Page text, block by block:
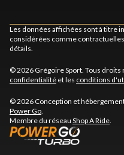
Les données affichées sont à titre
considérées comme
détails.
© 2026 Grégoire Sport. Tous droits
confidentialité et les conditions
© 2026 Conception et
Power Go
Membre du réseau Shop A Ride